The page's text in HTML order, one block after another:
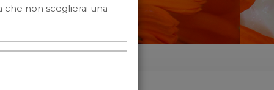
che non sceglierai una